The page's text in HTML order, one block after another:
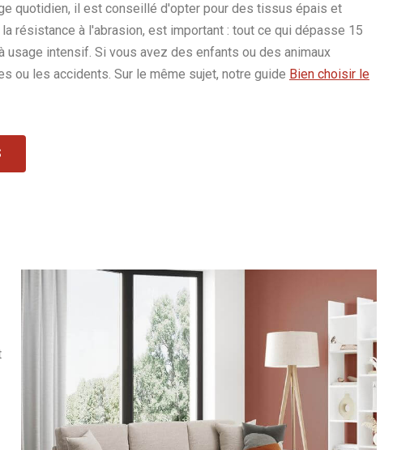
quotidien, il est conseillé d'opter pour des tissus épais et
résistance à l'abrasion, est important : tout ce qui dépasse 15
intensif. Si vous avez des enfants ou des animaux
ou les accidents. Sur le même sujet, notre guide Bien choisir le